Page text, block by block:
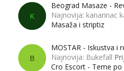
K
Beograd Masaze -
Najnovija: kanarinac
Masaža i striptiz
B
MOSTAR - Iskustva i
Najnovija: Bukefall
Cro Escort - Teme